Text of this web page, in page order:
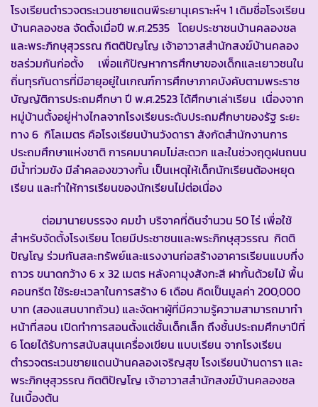
โรงเรียนตำรวจตระเวนชายแดนพีระยานุเคราะห์ฯ 1 เดิมชื่อโรงเรียน
บ้านคลองชล จัดตั้งเมื่อปี พ.ศ.2535 โดยประชาชนบ้านคลองชล
และพระภิกษุสุวรรณ กิตติปัญโญ เจ้าอาวาสสำนักสงฆ์บ้านคลอง
ชลร่วมกันก่อตั้ง เพื่อแก้ปัญหาการศึกษาของเด็กและเยาวชนใน
ถิ่นทุรกันดารที่มีอายุอยู่ในเกณฑ์การศึกษาภาคบังคับตามพระราช
บัญญัติการประถมศึกษา ปี พ.ศ.2523 ได้ศึกษาเล่าเรียน เนื่องจาก
หมู่บ้านตั้งอยู่ห่างไกลจากโรงเรียนระดับประถมศึกษาของรัฐ ระยะ
ทาง 6 กิโลเมตร คือโรงเรียนบ้านวังดารา สังกัดสำนักงานการ
ประถมศึกษาแห่งชาติ การคมนาคมไม่สะดวก และในช่วงฤดูฝนถนน
มีน้ำท่วมขัง มีลำคลองขวางกั้น เป็นเหตุให้เด็กนักเรียนต้องหยุด
เรียน และทำให้การเรียนของนักเรียนไม่ต่อเนื่อง
ต่อมานายบรรจง คมขำ บริจาคที่ดินจำนวน 50 ไร่ เพื่อใช้
สำหรับจัดตั้งโรงเรียน โดยมีประชาชนและพระภิกษุสุวรรณ กิตติ
ปัญโญ ร่วมกันสละทรัพย์และแรงงานก่อสร้างอาคารเรียนแบบกึ่ง
ถาวร ขนาดกว้าง 6 x 32 เมตร หลังคามุงสังกะสี ฝากั้นด้วยไม้ พื้น
คอนกรีต ใช้ระยะเวลาในการสร้าง 6 เดือน คิดเป็นมูลค่า 200,000
บาท (สองแสนบาทถ้วน) และจัดหาผู้ที่มีความรู้ความสามารถมาทำ
หน้าที่สอน เปิดทำการสอนตั้งแต่ชั้นเด็กเล็ก ถึงชั้นประถมศึกษาปีที่
6 โดยได้รับการสนับสนุนเครื่องเขียน แบบเรียน จากโรงเรียน
ตำรวจตระเวนชายแดนบ้านคลองเจริญสุข โรงเรียนบ้านดารา และ
พระภิกษุสุวรรณ กิตติปัญโญ เจ้าอาวาสสำนักสงฆ์บ้านคลองชล
ในเบื้องต้น